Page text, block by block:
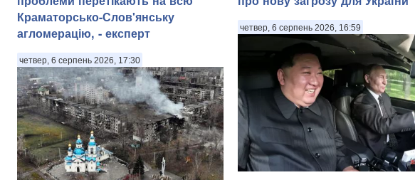
прокуратури. . Зазначається, що 22
2026 року ворог атакував позиції ЗСУ
Краматорсько-Слов'янську
агломерацію, - експерт
четвер, 6 серпень 2026, 17:30
четвер, 6 серпень 2026, 16:59